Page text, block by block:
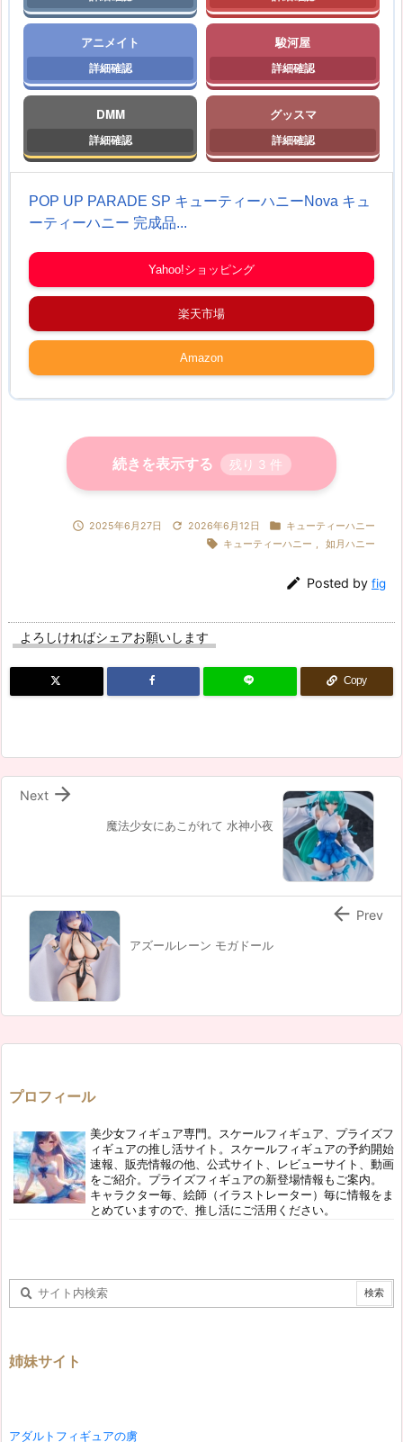
アニメイト 駿河屋
DMM グッスマ
POP UP PARADE SP キューティーハニーNova キュ
ーティーハニー 完成品...
Yahoo!ショッピング
楽天市場
Amazon
続きを表示する 残り 3 件
 2025年6月27日  2026年6月12日  キューティーハニー
 キューティーハニー , 如月ハニー
 Posted by fig
よろしければシェアお願いします
Copy
魔法少女にあこがれて 水神小夜

Next
アズールレーン モガドール
 Prev
プロフィール
美少女フィギュア専門。スケールフィギュア、プライズフ
ィギュアの推し活サイト。スケールフィギュアの予約開始
速報、販売情報の他、公式サイト、レビューサイト、動画
をご紹介。プライズフィギュアの新登場情報もご案内。
キャラクター毎、絵師（イラストレーター）毎に情報をま
とめていますので、推し活にご活用ください。
姉妹サイト
アダルトフィギュアの虜